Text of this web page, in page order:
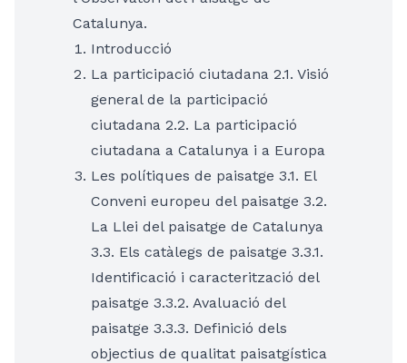
Catalunya.
Introducció
La participació ciutadana 2.1. Visió
general de la participació
ciutadana 2.2. La participació
ciutadana a Catalunya i a Europa
Les polítiques de paisatge 3.1. El
Conveni europeu del paisatge 3.2.
La Llei del paisatge de Catalunya
3.3. Els catàlegs de paisatge 3.3.1.
Identificació i caracterització del
paisatge 3.3.2. Avaluació del
paisatge 3.3.3. Definició dels
objectius de qualitat paisatgística